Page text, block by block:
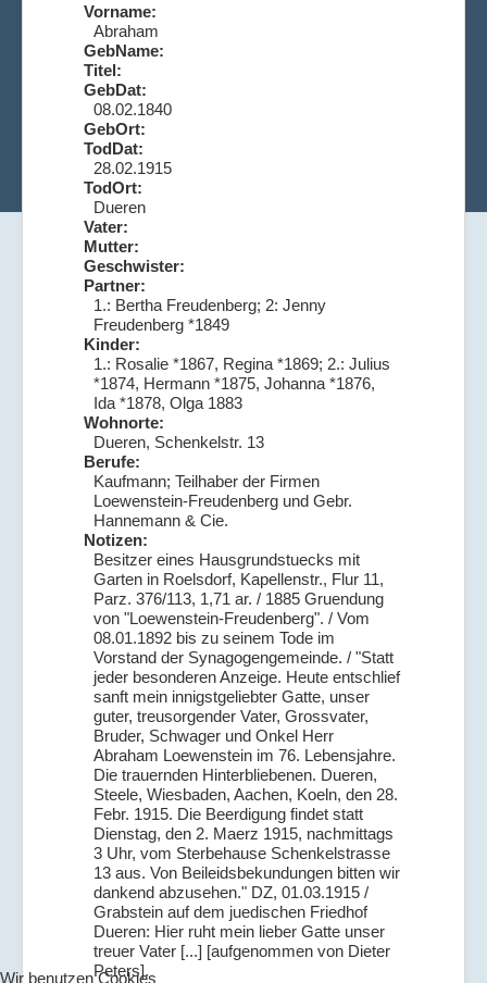
Vorname:
Abraham
GebName:
Titel:
GebDat:
08.02.1840
GebOrt:
TodDat:
28.02.1915
TodOrt:
Dueren
Vater:
Mutter:
Geschwister:
Partner:
1.: Bertha Freudenberg; 2: Jenny
Freudenberg *1849
Kinder:
1.: Rosalie *1867, Regina *1869; 2.: Julius
*1874, Hermann *1875, Johanna *1876,
Ida *1878, Olga 1883
Wohnorte:
Dueren, Schenkelstr. 13
Berufe:
Kaufmann; Teilhaber der Firmen
Loewenstein-Freudenberg und Gebr.
Hannemann & Cie.
Notizen:
Besitzer eines Hausgrundstuecks mit
Garten in Roelsdorf, Kapellenstr., Flur 11,
Parz. 376/113, 1,71 ar. / 1885 Gruendung
von "Loewenstein-Freudenberg". / Vom
08.01.1892 bis zu seinem Tode im
Vorstand der Synagogengemeinde. / "Statt
jeder besonderen Anzeige. Heute entschlief
sanft mein innigstgeliebter Gatte, unser
guter, treusorgender Vater, Grossvater,
Bruder, Schwager und Onkel Herr
Abraham Loewenstein im 76. Lebensjahre.
Die trauernden Hinterbliebenen. Dueren,
Steele, Wiesbaden, Aachen, Koeln, den 28.
Febr. 1915. Die Beerdigung findet statt
Dienstag, den 2. Maerz 1915, nachmittags
3 Uhr, vom Sterbehause Schenkelstrasse
13 aus. Von Beileidsbekundungen bitten wir
dankend abzusehen." DZ, 01.03.1915 /
Grabstein auf dem juedischen Friedhof
Dueren: Hier ruht mein lieber Gatte unser
treuer Vater [...] [aufgenommen von Dieter
Peters].
Wir benutzen Cookies